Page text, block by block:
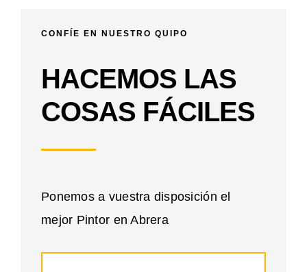
CONFÍE EN NUESTRO QUIPO
HACEMOS LAS
COSAS FÁCILES
Ponemos a vuestra disposición el
mejor Pintor en Abrera